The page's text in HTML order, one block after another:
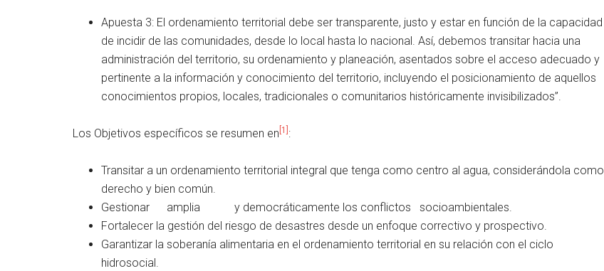
Apuesta 3: El ordenamiento territorial debe ser transparente, justo y estar en función de la capacidad
de incidir de las comunidades, desde lo local hasta lo nacional. Así, debemos transitar hacia una
administración del territorio, su ordenamiento y planeación, asentados sobre el acceso adecuado y
pertinente a la información y conocimiento del territorio, incluyendo el posicionamiento de aquellos
conocimientos propios, locales, tradicionales o comunitarios históricamente invisibilizados”.
Los Objetivos específicos se resumen en [1] :
Transitar a un ordenamiento territorial integral que tenga como centro al agua, considerándola como
derecho y bien común.
Gestionar amplia y democráticamente los conflictos socioambientales.
Fortalecer la gestión del riesgo de desastres desde un enfoque correctivo y prospectivo.
Garantizar la soberanía alimentaria en el ordenamiento territorial en su relación con el ciclo
hidrosocial.